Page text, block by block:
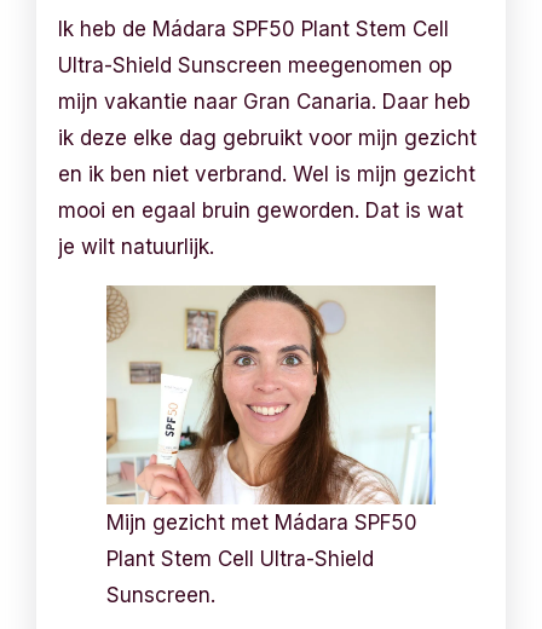
Ik heb de Mádara SPF50 Plant Stem Cell
Ultra-Shield Sunscreen meegenomen op
mijn vakantie naar Gran Canaria. Daar heb
ik deze elke dag gebruikt voor mijn gezicht
en ik ben niet verbrand. Wel is mijn gezicht
mooi en egaal bruin geworden. Dat is wat
je wilt natuurlijk.
Mijn gezicht met Mádara SPF50
Plant Stem Cell Ultra-Shield
Sunscreen.